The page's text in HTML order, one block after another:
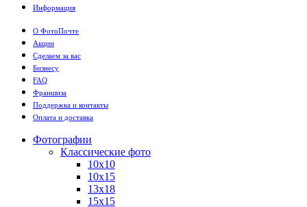
Информация
О ФотоПочте
Акции
Сделаем за вас
Бизнесу
FAQ
Франшиза
Поддержка и контакты
Оплата и доставка
Фотографии
Классические фото
10х10
10х15
13х18
15х15